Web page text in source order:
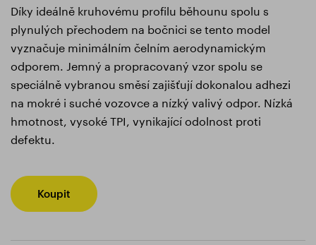
Díky ideálně kruhovému profilu běhounu spolu s
plynulých přechodem na bočnici se tento model
vyznačuje minimálním čelním aerodynamickým
odporem. Jemný a propracovaný vzor spolu se
speciálně vybranou směsí zajišťují dokonalou adhezi
na mokré i suché vozovce a nízký valivý odpor. Nízká
hmotnost, vysoké TPI, vynikající odolnost proti
defektu.
Koupit